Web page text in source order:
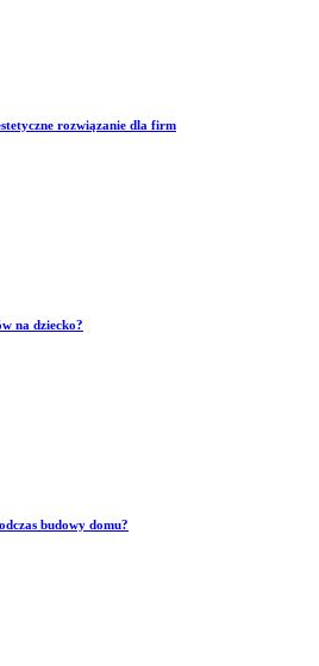
rozwiązanie dla firm
na dziecko?
budowy domu?